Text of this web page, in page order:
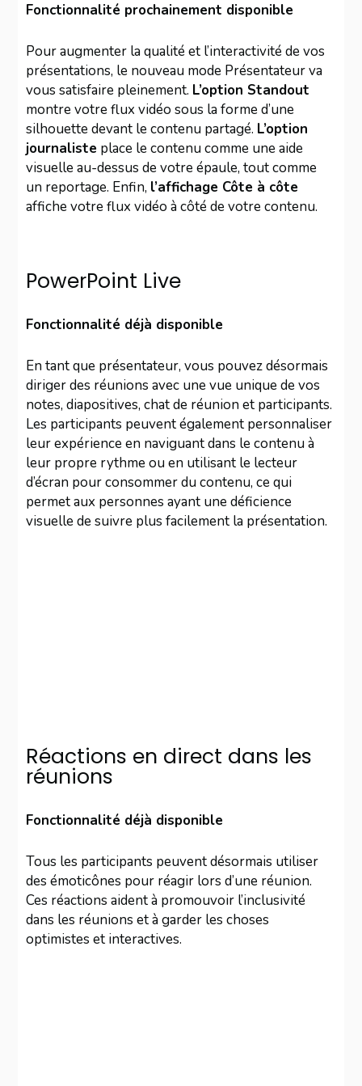
Fonctionnalité prochainement disponible
Pour augmenter la qualité et l’interactivité de vos
présentations, le nouveau mode Présentateur va
vous satisfaire pleinement. L’option Standout
montre votre flux vidéo sous la forme d’une
silhouette devant le contenu partagé. L’option
journaliste place le contenu comme une aide
visuelle au-dessus de votre épaule, tout comme
un reportage. Enfin, l’affichage Côte à côte
affiche votre flux vidéo à côté de votre contenu.
PowerPoint Live
Fonctionnalité déjà disponible
En tant que présentateur, vous pouvez désormais
diriger des réunions avec une vue unique de vos
notes, diapositives, chat de réunion et participants.
Les participants peuvent également personnaliser
leur expérience en naviguant dans le contenu à
leur propre rythme ou en utilisant le lecteur
d’écran pour consommer du contenu, ce qui
permet aux personnes ayant une déficience
visuelle de suivre plus facilement la présentation.
Réactions en direct dans les
réunions
Fonctionnalité déjà disponible
Tous les participants peuvent désormais utiliser
des émoticônes pour réagir lors d’une réunion.
Ces réactions aident à promouvoir l’inclusivité
dans les réunions et à garder les choses
optimistes et interactives.